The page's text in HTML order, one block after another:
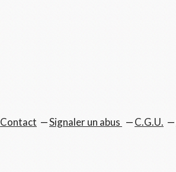
Contact Signaler un abus C.G.U.